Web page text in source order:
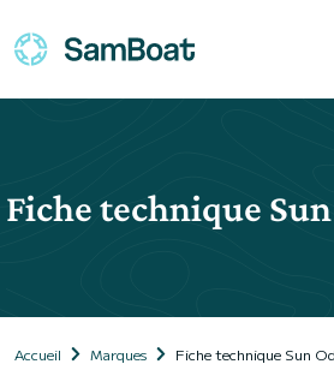
Fiche technique Sun
Accueil Marques Fiche technique Sun